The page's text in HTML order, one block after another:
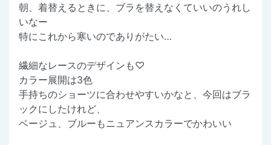
朝、着替えるときに、ブラを替えなくていいのうれし
いなー
特にこれから寒いのでありがたい…
繊細なレースのデザインも♡
カラー展開は3色
手持ちのショーツに合わせやすいかなと、今回はブラ
ックにしたけれど、
ベージュ、ブルーもニュアンスカラーでかわいい